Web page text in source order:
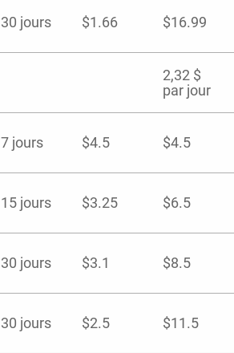
30 jours $1.66 $16.99
2,32 $
par jour
7 jours $4.5 $4.5
15 jours $3.25 $6.5
30 jours $3.1 $8.5
30 jours $2.5 $11.5